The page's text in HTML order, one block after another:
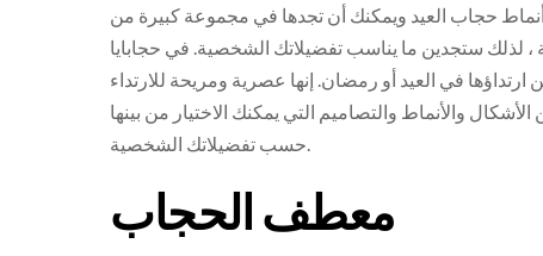
أنماط حجاب العيد ويمكنك أن تجدها في مجموعة كبيرة من
، لذلك ستجدين ما يناسب تفضيلاتك الشخصية. في حجابايا
في العيد أو رمضان. إنها عصرية ومريحة للارتداء
والأنماط والتصاميم التي يمكنك الاختيار من بينها
حسب تفضيلاتك الشخصية.
معطف الحجاب